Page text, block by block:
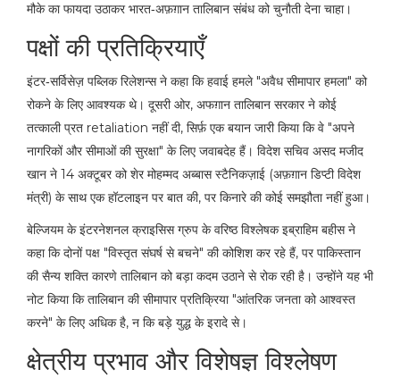
मौके का फायदा उठाकर भारत‑अफ़ग़ान तालिबान संबंध को चुनौती देना चाहा।
पक्षों की प्रतिक्रियाएँ
इंटर‑सर्विसेज़ पब्लिक रिलेशन्स ने कहा कि हवाई हमले "अवैध सीमापार हमला" को
रोकने के लिए आवश्यक थे। दूसरी ओर, अफग़ान तालिबान सरकार ने कोई
तत्काली प्रत retaliation नहीं दी, सिर्फ़ एक बयान जारी किया कि वे "अपने
नागरिकों और सीमाओं की सुरक्षा" के लिए जवाबदेह हैं। विदेश सचिव असद मजीद
खान ने 14 अक्टूबर को शेर मोहम्मद अब्बास स्‍टैनिकज़ाई (अफ़ग़ान डिप्टी विदेश
मंत्री) के साथ एक हॉटलाइन पर बात की, पर किनारे की कोई समझौता नहीं हुआ।
बेल्जियम केइंटरनेशनल क्राइसिस ग्रुप के वरिष्ठ विश्लेषकइब्राहिम बहीसने
कहा कि दोनों पक्ष "विस्तृत संघर्ष से बचने" की कोशिश कर रहे हैं, पर पाकिस्तान
की सैन्य शक्ति कारणे तालिबान को बड़ा कदम उठाने से रोक रही है। उन्होंने यह भी
नोट किया कि तालिबान की सीमापार प्रतिक्रिया "आंतरिक जनता को आश्वस्त
करने" के लिए अधिक है, न कि बड़े युद्ध के इरादे से।
क्षेत्रीय प्रभाव और विशेषज्ञ विश्लेषण